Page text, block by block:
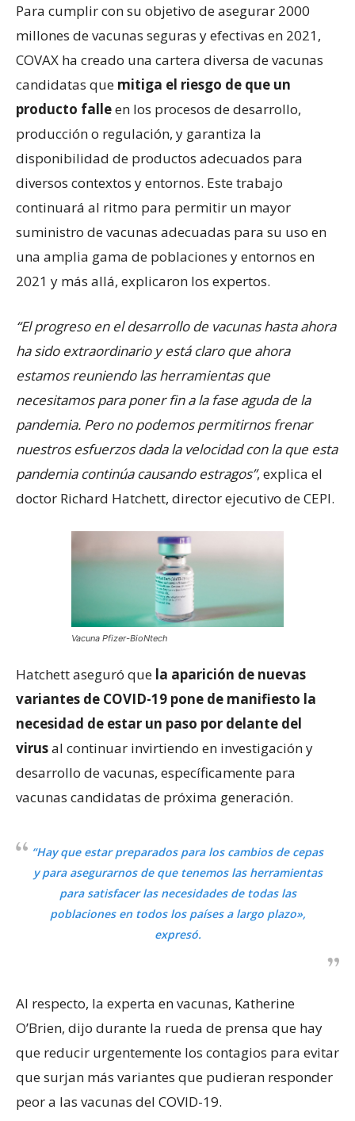
Para cumplir con su objetivo de asegurar 2000
millones de vacunas seguras y efectivas en 2021,
COVAX ha creado una cartera diversa de vacunas
candidatas que mitiga el riesgo de que un
producto falleen los procesos de desarrollo,
producción o regulación, y garantiza la
disponibilidad de productos adecuados para
diversos contextos y entornos. Este trabajo
continuará al ritmo para permitir un mayor
suministro de vacunas adecuadas para su uso en
una amplia gama de poblaciones y entornos en
2021 y más allá, explicaron los expertos.
“El progreso en el desarrollo de vacunas hasta ahora
ha sido extraordinario y está claro que ahora
estamos reuniendo las herramientas que
necesitamos para poner fin a la fase aguda de la
pandemia. Pero no podemos permitirnos frenar
nuestros esfuerzos dada la velocidad con la que esta
pandemia continúa causando estragos”, explica el
doctor Richard Hatchett, director ejecutivo de CEPI.
Vacuna Pfizer-BioNtech
Hatchett aseguró que la aparición de nuevas
variantes de COVID-19 pone de manifiesto la
necesidad de estar un paso por delante del
virusal continuar invirtiendo en investigación y
desarrollo de vacunas, específicamente para
vacunas candidatas de próxima generación.
“Hay que estar preparados para los cambios de cepas
y para asegurarnos de que tenemos las herramientas
para satisfacer las necesidades de todas las
poblaciones en todos los países a largo plazo»,
expresó.
Al respecto, la experta en vacunas, Katherine
O’Brien, dijo durante la rueda de prensa que hay
que reducir urgentemente los contagios para evitar
que surjan más variantes que pudieran responder
peor a las vacunas del COVID-19.